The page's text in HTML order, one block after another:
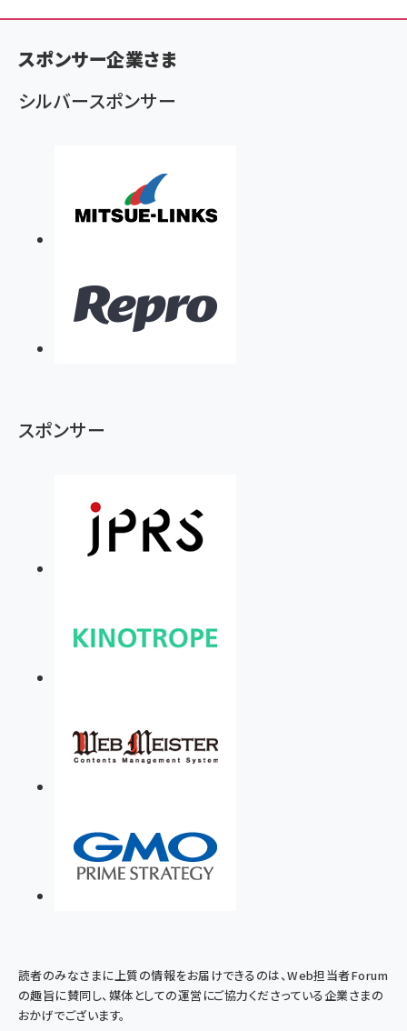
ン
く
ず
スポンサー企業さま
シルバースポンサー
スポンサー
読者のみなさまに上質の情報をお届けできるのは、Web担当者Forum
の趣旨に賛同し、媒体としての運営にご協力くださっている企業さまの
おかげでございます。